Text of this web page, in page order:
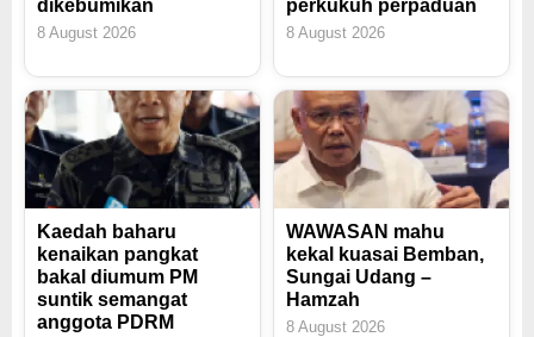
dikebumikan
8 August 2026
perkukuh perpaduan
8 August 2026
Kaedah baharu
kenaikan pangkat
bakal diumum PM
suntik semangat
anggota PDRM
WAWASAN mahu
kekal kuasai Bemban,
Sungai Udang –
Hamzah
8 August 2026